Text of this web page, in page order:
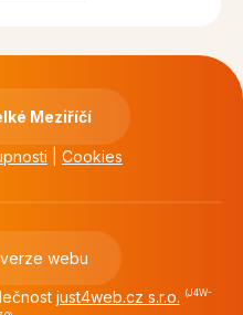
Meziříčí
Cookies
webu
just4web.cz s.r.o. (J4W-